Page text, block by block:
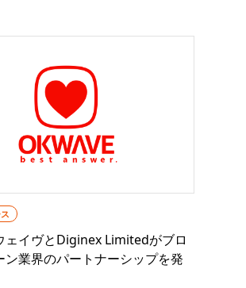
ェイヴとDiginex Limitedがブロ
ン業界のパートナーシップを発